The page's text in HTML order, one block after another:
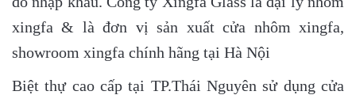
xingfa & là đơn vị sản xuất cửa nhôm xingfa,
showroom xingfa chính hãng tại Hà Nội
Biệt thự cao cấp tại TP.Thái Nguyên sử dụng cửa